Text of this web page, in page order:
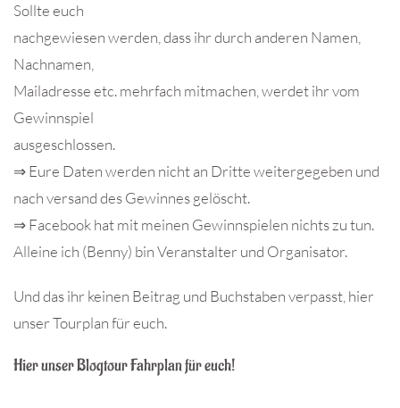
Sollte euch
nachgewiesen werden, dass ihr durch anderen Namen,
Nachnamen,
Mailadresse etc. mehrfach mitmachen, werdet ihr vom
Gewinnspiel
ausgeschlossen.
⇒ Eure Daten werden nicht an Dritte weitergegeben und
nach versand des Gewinnes gelöscht.
⇒ Facebook hat mit meinen Gewinnspielen nichts zu tun.
Alleine ich (Benny) bin Veranstalter und Organisator.
Und das ihr keinen Beitrag und Buchstaben verpasst, hier
unser Tourplan für euch.
Hier unser Blogtour Fahrplan für euch!